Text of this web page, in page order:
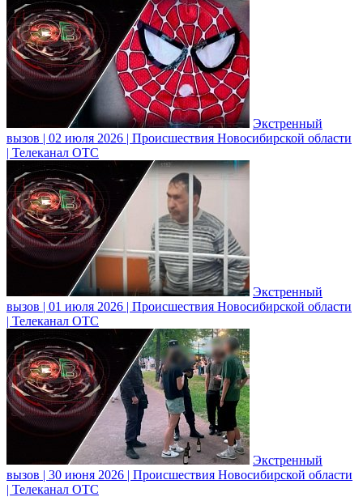
Экстренный
вызов | 02 июля 2026 | Происшествия Новосибирской области
| Телеканал ОТС
Экстренный
вызов | 01 июля 2026 | Происшествия Новосибирской области
| Телеканал ОТС
Экстренный
вызов | 30 июня 2026 | Происшествия Новосибирской области
| Телеканал ОТС